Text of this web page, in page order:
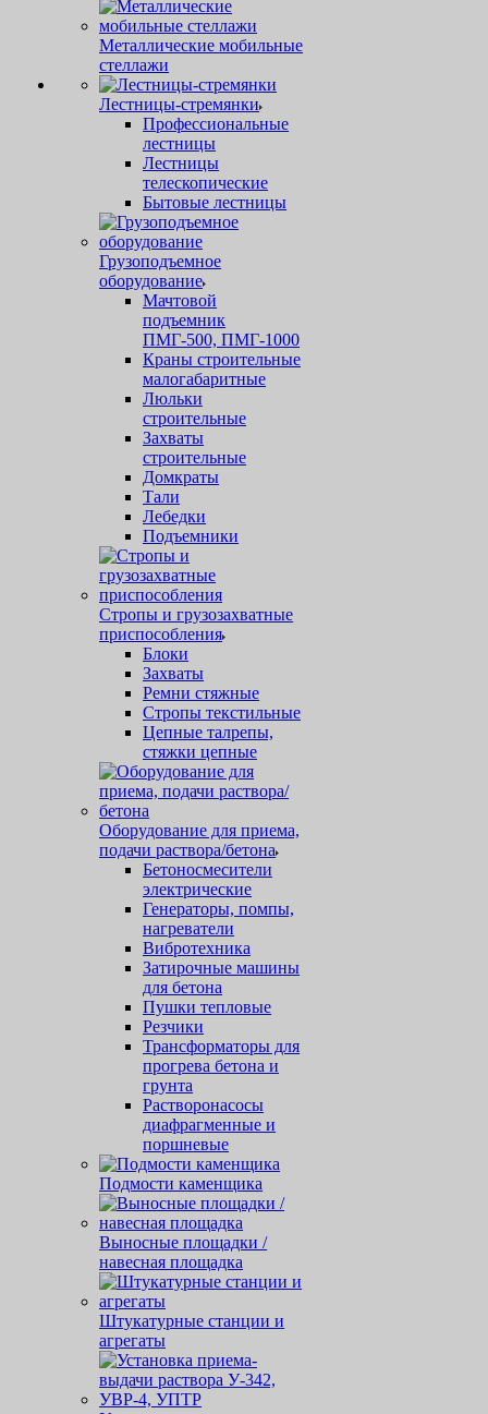
Металлические мобильные
стеллажи
Лестницы-стремянки
Профессиональные
лестницы
Лестницы
телескопические
Бытовые лестницы
Грузоподъемное
оборудование
Мачтовой
подъемник
ПМГ-500, ПМГ-1000
Краны строительные
малогабаритные
Люльки
строительные
Захваты
строительные
Домкраты
Тали
Лебедки
Подъемники
Стропы и грузозахватные
приспособления
Блоки
Захваты
Ремни стяжные
Стропы текстильные
Цепные талрепы,
стяжки цепные
Оборудование для приема,
подачи раствора/бетона
Бетоносмесители
электрические
Генераторы, помпы,
нагреватели
Вибротехника
Затирочные машины
для бетона
Пушки тепловые
Резчики
Трансформаторы для
прогрева бетона и
грунта
Растворонасосы
диафрагменные и
поршневые
Подмости каменщика
Выносные площадки /
навесная площадка
Штукатурные станции и
агрегаты